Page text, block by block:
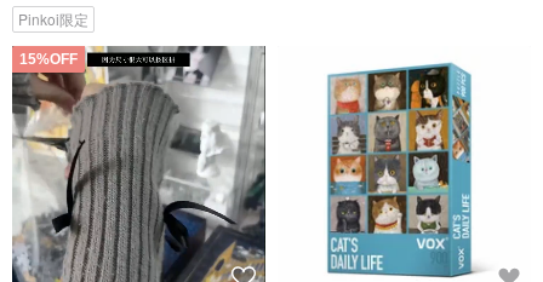
Pinkoi限定
15%OFF